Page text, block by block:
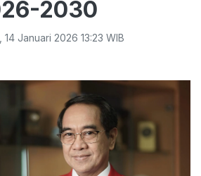
2030
14 Januari 2026 13:23 WIB